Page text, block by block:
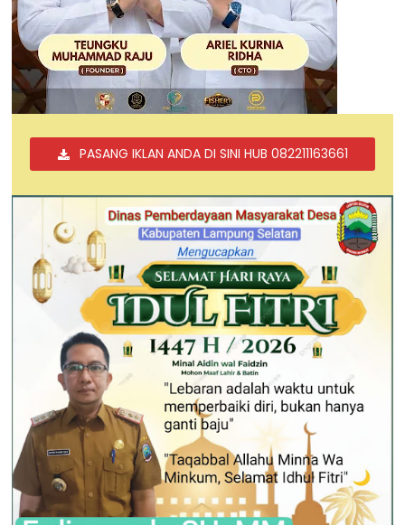
PASANG IKLAN ANDA DI SINI HUB 082211163661